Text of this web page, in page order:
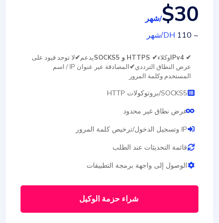
$30/شهر
~ 110
DH/شهر
✔ IPv4 وكلاء✔ HTTPS و SOCKS5 يدعم✔لا توجد قيود على
عرض النطاق الترددي✔
المصادقة عبر عنوان IP / اسم
المستخدم وكلمة المرور
SOCKS5/بروتوكولات HTTP
عرض نطاق غير محدود
IP وتسجيل الدخول/ترخيص كلمة المرور
قائمة التحديثات عند الطلب
الوصول إلى واجهة برمجة التطبيقات
شراء حزمة الوكيل